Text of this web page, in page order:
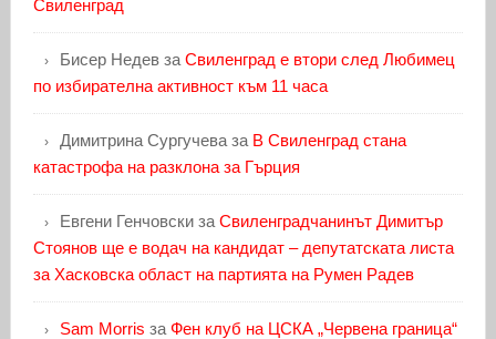
Свиленград
Бисер Недевза Свиленград е втори след Любимец
по избирателна активност към 11 часа
Димитрина Сургучеваза В Свиленград стана
катастрофа на разклона за Гърция
Евгени Генчовскиза Свиленградчанинът Димитър
Стоянов ще е водач на кандидат – депутатската листа
за Хасковска област на партията на Румен Радев
Sam Morris за Фен клуб на ЦСКА „Червена граница“